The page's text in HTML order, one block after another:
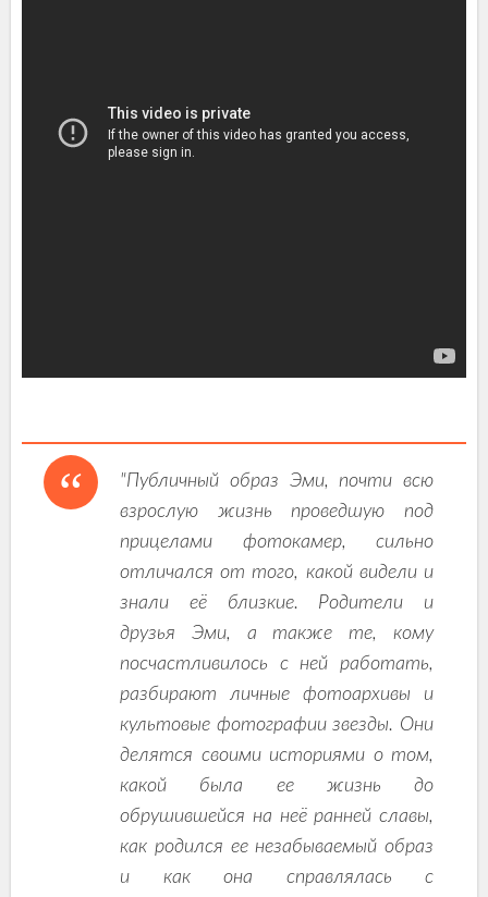
"Публичный образ Эми, почти всю
взрослую жизнь проведшую под
прицелами фотокамер, сильно
отличался от того, какой видели и
знали её близкие. Родители и
друзья Эми, а также те, кому
посчастливилось с ней работать,
разбирают личные фотоархивы и
культовые фотографии звезды. Они
делятся своими историями о том,
какой была ее жизнь до
обрушившейся на неё ранней славы,
как родился ее незабываемый образ
и как она справлялась с